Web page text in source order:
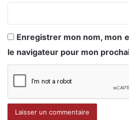
Enregistrer mon nom, mon
le navigateur pour mon